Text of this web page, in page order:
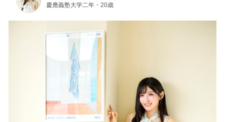
慶應義塾大学二年・20歳